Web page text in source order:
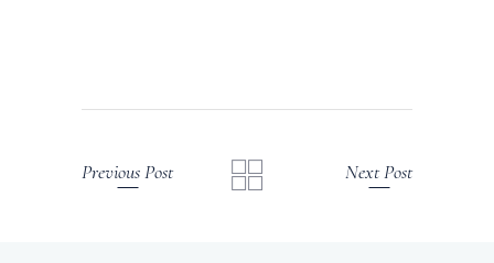
Previous Post Next Post